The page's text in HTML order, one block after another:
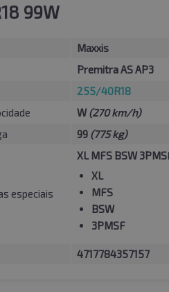
99W
Maxxis
Premitra AS AP3
255/40R18
W (270 km/h)
99 (775 kg)
especiais
XL MFS BSW
XL
MFS
BSW
3PMSF
4717784357157